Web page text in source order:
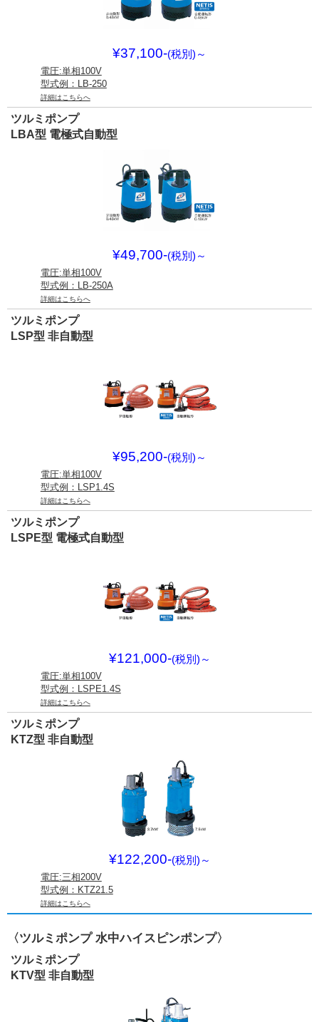
¥37,100-(税別) ～
電圧:単相100V
型式例：LB-250
詳細はこちらへ
ツルミポンプ
LBA型 電極式自動型
¥49,700-(税別) ～
電圧:単相100V
型式例：LB-250A
詳細はこちらへ
ツルミポンプ
LSP型 非自動型
¥95,200-(税別) ～
電圧:単相100V
型式例：LSP1.4S
詳細はこちらへ
ツルミポンプ
LSPE型 電極式自動型
¥121,000-(税別) ～
電圧:単相100V
型式例：LSPE1.4S
詳細はこちらへ
ツルミポンプ
KTZ型 非自動型
¥122,200-(税別) ～
電圧:三相200V
型式例：KTZ21.5
詳細はこちらへ
〈ツルミポンプ 水中ハイスピンポンプ〉
ツルミポンプ
KTV型 非自動型